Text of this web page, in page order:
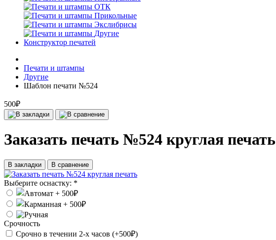
ОТК
Прикольные
Экслибрисы
Другие
Конструктор печатей
Печати и штампы
Другие
Шаблон печати №524
500₽
Заказать печать №524 круглая печать
В закладки В сравнение
Выберите оснастку: *
Срочность
Срочно в течении 2-х часов (+500₽)